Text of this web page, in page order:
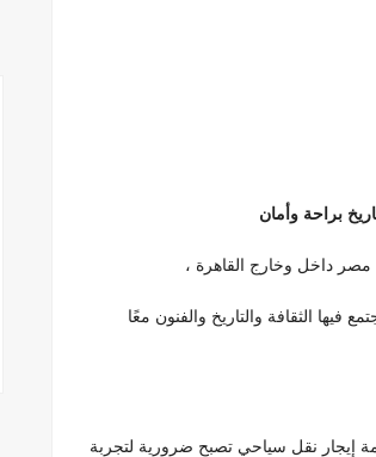
براحة وأمان
داخل وخارج القاهرة ،
فيها الثقافة والتاريخ والفنون معًا
إيجار نقل سياحي تصبح ضرورية لتجربة